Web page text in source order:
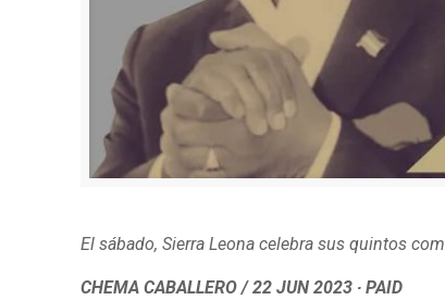
El sábado, Sierra Leona celebra sus quintos
CHEMA CABALLERO / 22 JUN 2023 ∙ PAID